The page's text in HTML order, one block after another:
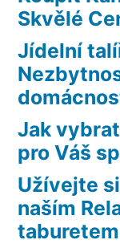
Skvělé
Jídelní
Jak
pro Váš
Užívejte
naším
taburetem